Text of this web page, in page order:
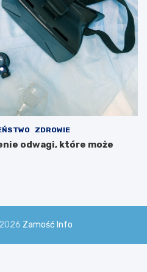
ZDROWIE
odwagi, które może
Zamość Info